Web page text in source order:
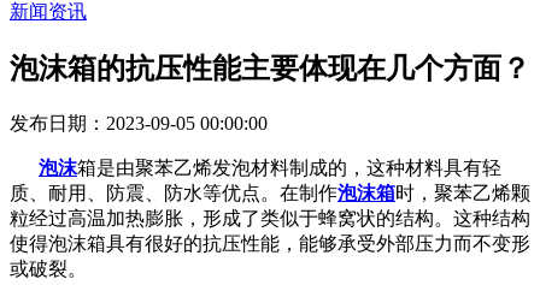
新闻资讯
泡沫箱的抗压性能主要体现在几个方面？
发布日期：2023-09-05 00:00:00
泡沫箱是由聚苯乙烯发泡材料制成的，这种材料具有轻
质、耐用、防震、防水等优点。在制作泡沫箱时，聚苯乙烯颗
粒经过高温加热膨胀，形成了类似于蜂窝状的结构。这种结构
使得泡沫箱具有很好的抗压性能，能够承受外部压力而不变形
或破裂。